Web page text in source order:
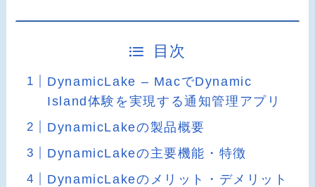
目次
DynamicLake – MacでDynamic
Island体験を実現する通知管理アプリ
DynamicLakeの製品概要
DynamicLakeの主要機能・特徴
DynamicLakeのメリット・デメリット